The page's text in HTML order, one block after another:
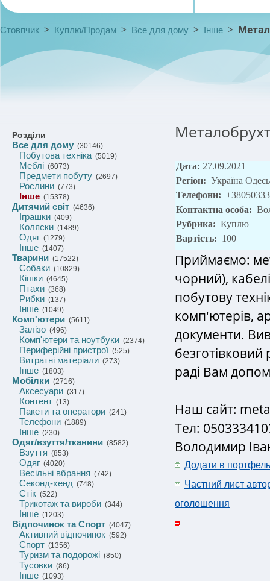
Стовпчик > Куплю/Продам > Все для дому > Інше >
Розділи
Все для дому (30146)
Побутова техніка(5019)
Меблі (6073)
Предмети побуту (2697)
Рослини (773)
Інше (15378)
Дитячий світ (4636)
Іграшки (409)
Коляски (1489)
Одяг (1279)
Інше (1407)
Тварини (17522)
Собаки (10829)
Кішки (4645)
Птахи (368)
Рибки (137)
Інше (1049)
Комп'ютери (5611)
Залізо (496)
Комп'ютери та ноутбуки (2374)
Периферійні пристрої (525)
Витратні матеріали (273)
Інше (1803)
Мобілки (2716)
Аксесуари (317)
Контент (13)
Пакети та оператори (241)
Телефони (1889)
Інше (230)
Одяг/взуття/тканини (8582)
Взуття (853)
Одяг (4020)
Весільні вбрання (742)
Секонд-хенд (748)
Стік (522)
Трикотаж та вироби (344)
Інше (1203)
Відпочинок та Спорт (4047)
Активний відпочинок (592)
Спорт (1356)
Туризм та подорожі (850)
Тусовки (86)
Інше (1093)
Дата: 27.09.2021
Регіон: Україна
Телефони:
Контактна особа:
Рубрика: Куплю
Вартість: 100
Приймаємо:
чорний),
побутову
комп'ютерів,
документи.
раді Вам
Наш сайт:
Тел:
Володимир
Додати в портфель
Частний лист
оголошення